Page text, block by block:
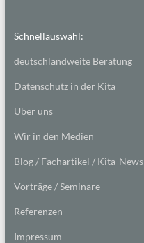
Schnellauswahl:
deutschlandweite Beratung
Datenschutz in der Kita
Über uns
Wir in den Medien
Blog / Fachartikel / Kita-News
Vorträge / Seminare
Referenzen
Impressum